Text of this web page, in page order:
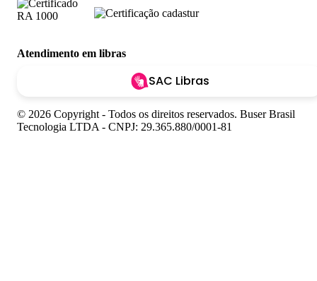
Atendimento em libras
SAC Libras
© 2026 Copyright - Todos os direitos reservados. Buser Brasil
Tecnologia LTDA - CNPJ: 29.365.880/0001-81